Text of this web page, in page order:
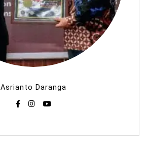
Asrianto Daranga